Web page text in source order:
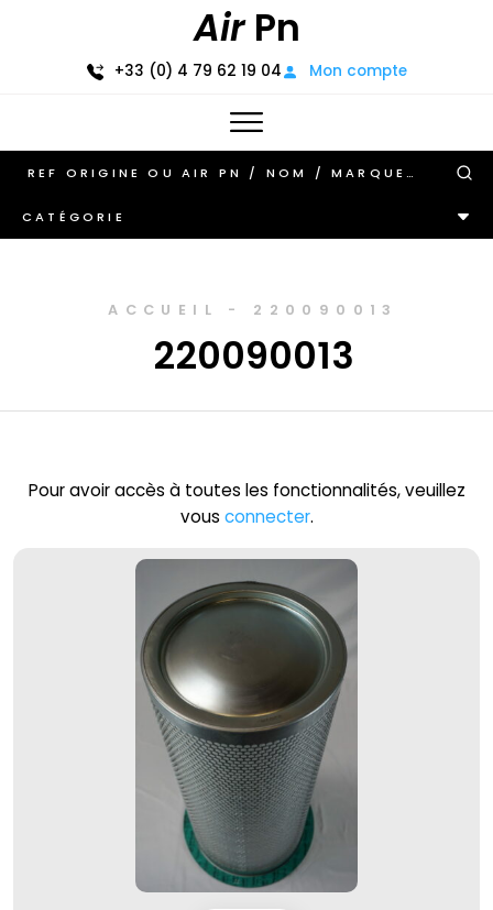
AirPn
+33 (0) 4 79 62 19 04 Mon compte
CATÉGORIE
ACCUEIL - 220090013
220090013
Pour avoir accès à toutes les fonctionnalités, veuillez
vous connecter.